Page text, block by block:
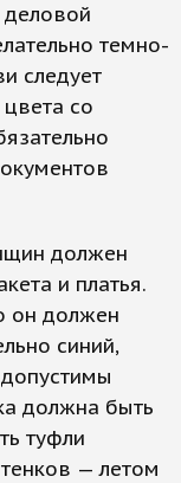
темно-
следует
со
должен
и платья.
он должен
синий,
должна быть
туфли
— летом